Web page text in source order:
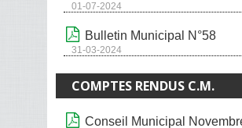
01-07-2024
Bulletin Municipal N°58
31-03-2024
COMPTES RENDUS C.M.
Conseil Municipal